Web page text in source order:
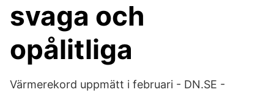
svaga och
opålitliga
Värmerekord uppmätt i februari - DN.SE -